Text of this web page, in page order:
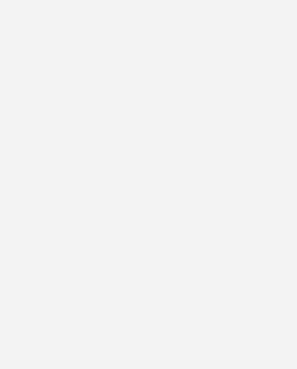
bin ich damit einverstanden, über
Angebote
KG
widerrufen und eine Abmeldung ist
zum Umgang mit Daten finden Sie